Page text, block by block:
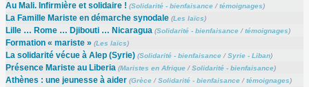
Au Mali. Infirmière et solidaire ! (Solidarité - bienfaisance/témoignages)
La Famille Mariste en démarche synodale (Les laïcs)
Lille … Rome … Djibouti … Nicaragua (Solidarité - bienfaisance/témoignages)
Formation « mariste » (Les laïcs)
La solidarité vécue à Alep (Syrie) (Solidarité - bienfaisance/Syrie - Liban)
Présence Mariste au Liberia (Maristes en Afrique/Solidarité - bienfaisance)
Athènes : une jeunesse à aider (Grèce/Solidarité - bienfaisance/témoignages)